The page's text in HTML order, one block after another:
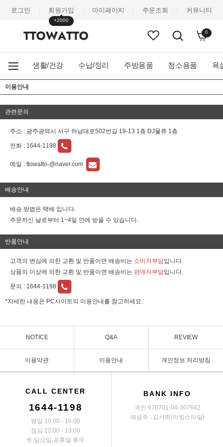
로그인 회원가입
+2000
마이페이지 주문조회 커뮤니티
0
생활/건강 수납/정리 주방용품 청소용품 욕
이용안내
관련문의
주소 : 광주광역시 서구 하남대로502번길 19-13 1층 DJ물류 1층
전화 : 1644-1198
메일 : ttowatto-@naver.com
배송안내
배송 방법은 택배 입니다.
주문하신 날로부터 1~4일 안에 받을 수 있습니다.
반품안내
고객의 변심에 의한 교환 및 반품이면 배송비는 소비자부담입니다.
상품의 이상에 의한 교환 및 반품이면 배송비는 판매자부담입니다.
문의 : 1644-1198
*자세한 내용은 PC사이트의 이용안내를 참고하세요.
NOTICE Q&A REVIEW
이용약관 이용안내 개인정보 처리방침
CALL CENTER
1644-1198
평일 10:00 - 16:00
점심 12:00 - 13:00
토,일요일,공휴일 휴무
BANK INFO
국민 670701-04-307642
예금주 : 김서희(리빙스타일)